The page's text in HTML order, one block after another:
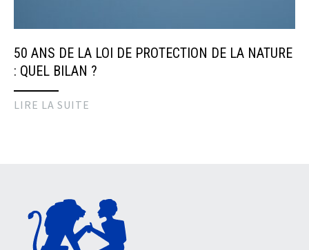
50 ANS DE LA LOI DE PROTECTION DE LA NATURE
: QUEL BILAN ?
LIRE LA SUITE